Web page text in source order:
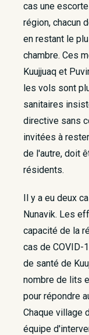
cas une
région, chacun
en restant le
chambre. Ces
Kuujjuaq et
les vols sont
sanitaires
directive sans
invitées à
de l'autre, doit
résidents.
Il y a eu deux
Nunavik. Les
capacité de la
cas de COVID-
de santé de
nombre de lits
pour répondre
Chaque village
équipe